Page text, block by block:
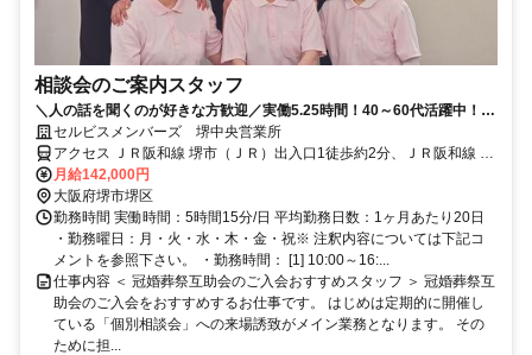
相談会のご案内スタッフ
＼人の話を聞くのが好きな方歓迎／実働5.25時間！40～60代活躍中！10
～16時迄＆土日休◎入社3年で月収30万も可！
セルビスメンバーズ 堺中央営業所
アクセス ＪＲ阪和線 堺市（ＪＲ）出入口1徒歩約2分、ＪＲ阪和線 浅
香徒歩約13分、南海高野線 堺東（南海高野線）北出口(北東口)徒歩約
18分
月給142,000円
大阪府堺市堺区
勤務時間 実働時間：5時間15分/日 平均勤務日数：1ヶ月あたり20日
・勤務曜日：月・火・水・木・金・祝※ 注釈内容については下記コ
メントを参照下さい。 ・勤務時間： [1] 10:00～16:...
仕事内容 ＜ 冠婚葬祭互助会のご入会おすすめスタッフ ＞ 冠婚葬祭互
助会のご入会をおすすめするお仕事です。 はじめは定期的に開催し
ている「個別相談会」への来場誘致がメイン業務となります。 その
ために担...